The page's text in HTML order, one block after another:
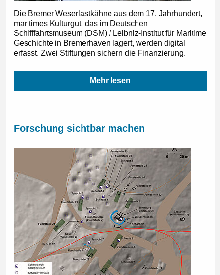
Die Bremer Weserlastkähne aus dem 17. Jahrhundert,
maritimes Kulturgut, das im Deutschen
Schifffahrtsmuseum (DSM) / Leibniz-Institut für Maritime
Geschichte in Bremerhaven lagert, werden digital
erfasst. Zwei Stiftungen sichern die Finanzierung.
Mehr lesen
Forschung sichtbar machen